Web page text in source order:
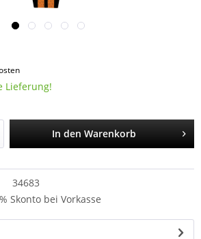
Lieferung!
In den Warenkorb
34683
Skonto bei Vorkasse